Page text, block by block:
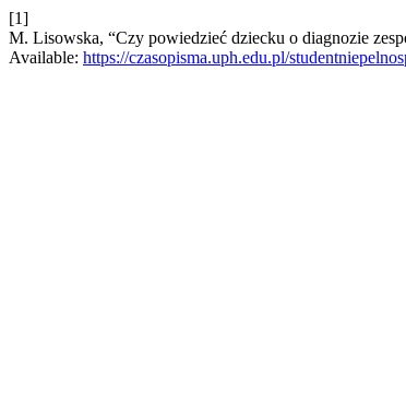
[1]
M. Lisowska, “Czy powiedzieć dziecku o diagnozie
Available: https://czasopisma.uph.edu.pl/